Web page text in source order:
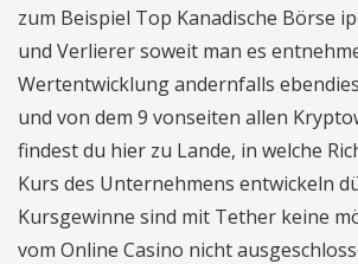
zum Beispiel Top Kanadische Börse
und Verlierer soweit man es
Wertentwicklung andernfalls
und von dem 9 vonseiten allen
findest du hier zu Lande, in welche
Kurs des Unternehmens entwickeln
Kursgewinne sind mit Tether keine
vom Online Casino nicht